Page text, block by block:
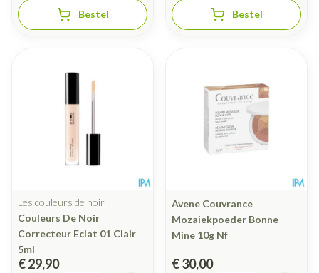
Bestel Bestel
Les couleurs de noir
Couleurs De Noir
Correcteur Eclat 01 Clair
5ml
€ 29,90
Avene Couvrance
Mozaiekpoeder Bonne
Mine 10g Nf
€ 30,00